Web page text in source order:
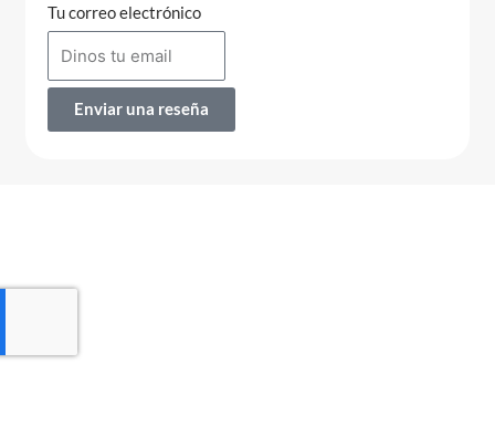
Tu correo electrónico
Enviar una reseña